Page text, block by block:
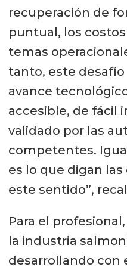
recuperación de
puntual, los
temas
tanto, este
avance
accesible, de fácil
validado por las
competentes.
es lo que digan
este sentido”,
Para el
la industria
desarrollando con